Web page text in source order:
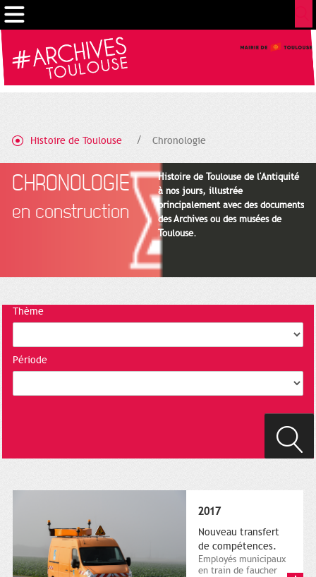
Histoire de Toulouse Chronologie
CHRONOLOGIE
en construction
Histoire de Toulouse de l'Antiquité
à nos jours, illustrée
principalement avec des documents
des Archives ou des musées de
Toulouse.
Thème
Période
2017
Nouveau transfert
de compétences.
Employés municipaux
en train de faucher
Gestion de vos préférences sur les cookies